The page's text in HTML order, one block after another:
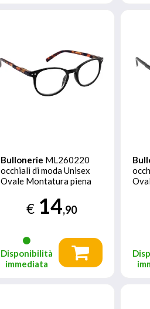
Bullonerie ML260220
occhiali di moda Unisex
Ovale Montatura piena
€ 14,90
Disponibilità
immediata